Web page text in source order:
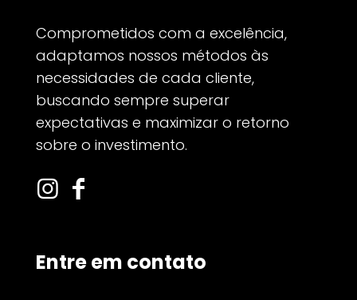
Comprometidos com a excelência,
adaptamos nossos métodos às
necessidades de cada cliente,
buscando sempre superar
expectativas e maximizar o retorno
sobre o investimento.
Entre em contato